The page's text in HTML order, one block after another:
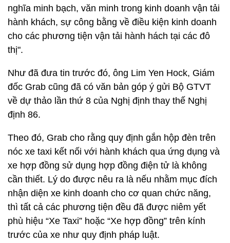
nghĩa minh bạch, văn minh trong kinh doanh vận tải
hành khách, sự công bằng về điều kiện kinh doanh
cho các phương tiện vận tải hành hách tại các đô
thị".
Như đã đưa tin trước đó, ông Lim Yen Hock, Giám
đốc Grab cũng đã có văn bản góp ý gửi Bộ GTVT
về dự thảo lần thứ 8 của Nghị định thay thế Nghị
định 86.
Theo đó, Grab cho rằng quy định gắn hộp đèn trên
nóc xe taxi kết nối với hành khách qua ứng dụng và
xe hợp đồng sử dụng hợp đồng điện tử là không
cần thiết. Lý do được nêu ra là nếu nhằm mục đích
nhận diện xe kinh doanh cho cơ quan chức năng,
thì tất cả các phương tiện đều đã được niêm yết
phù hiệu “Xe Taxi” hoặc “Xe hợp đồng” trên kính
trước của xe như quy định pháp luật.